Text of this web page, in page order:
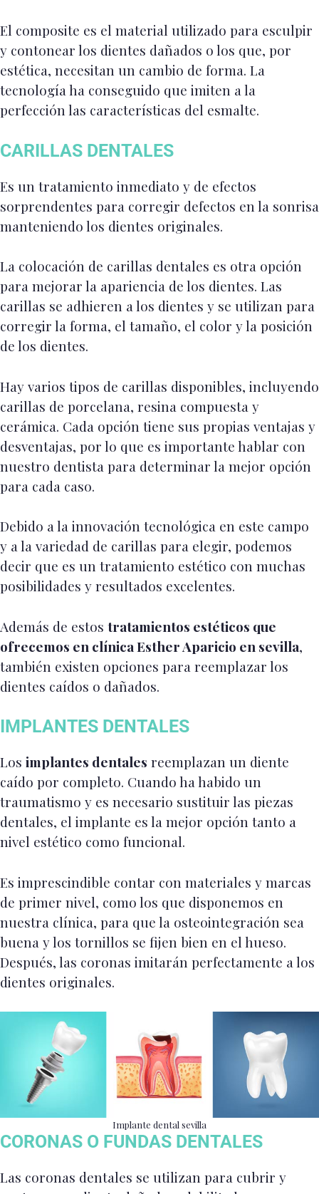
El composite es el material utilizado para esculpir
y contonear los dientes dañados o los que, por
estética, necesitan un cambio de forma. La
tecnología ha conseguido que imiten a la
perfección las características del esmalte.
CARILLAS DENTALES
Es un tratamiento inmediato y de efectos
sorprendentes para corregir defectos en la sonrisa
manteniendo los dientes originales.
La colocación de carillas dentales es otra opción
para mejorar la apariencia de los dientes. Las
carillas se adhieren a los dientes y se utilizan para
corregir la forma, el tamaño, el color y la posición
de los dientes.
Hay varios tipos de carillas disponibles, incluyendo
carillas de porcelana, resina compuesta y
cerámica. Cada opción tiene sus propias ventajas y
desventajas, por lo que es importante hablar con
nuestro dentista para determinar la mejor opción
para cada caso.
Debido a la innovación tecnológica en este campo
y a la variedad de carillas para elegir, podemos
decir que es un tratamiento estético con muchas
posibilidades y resultados excelentes.
Además de estos tratamientos estéticos que
ofrecemos en clínica Esther Aparicio en sevilla,
también existen opciones para reemplazar los
dientes caídos o dañados.
IMPLANTES DENTALES
Los implantes dentales reemplazan un diente
caído por completo. Cuando ha habido un
traumatismo y es necesario sustituir las piezas
dentales, el implante es la mejor opción tanto a
nivel estético como funcional.
Es imprescindible contar con materiales y marcas
de primer nivel, como los que disponemos en
nuestra clínica, para que la osteointegración sea
buena y los tornillos se fijen bien en el hueso.
Después, las coronas imitarán perfectamente a los
dientes originales.
Implante dental sevilla
CORONAS O FUNDAS DENTALES
Las coronas dentales se utilizan para cubrir y